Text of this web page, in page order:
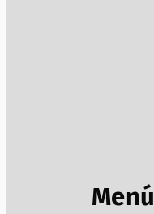
Menú